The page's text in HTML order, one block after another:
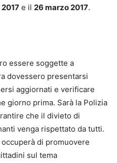
e il 26 marzo 2017.
essere soggette a
dovessero presentarsi
aggiornati e verificare
giorno prima. Sarà la Polizia
che il divieto di
venga rispettato da tutti.
occuperà di promuovere
sul tema